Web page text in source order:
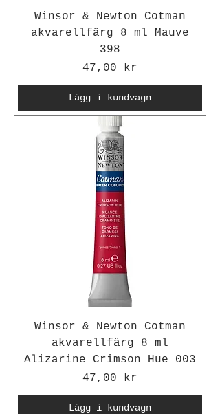
Winsor & Newton Cotman
akvarellfärg 8 ml Mauve
398
Pris
47,00 kr
Lägg i kundvagn
Winsor & Newton Cotman
akvarellfärg 8 ml
Alizarine Crimson Hue 003
Pris
47,00 kr
Lägg i kundvagn